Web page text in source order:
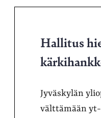
Hallitus
Jyväskylän
välttämään